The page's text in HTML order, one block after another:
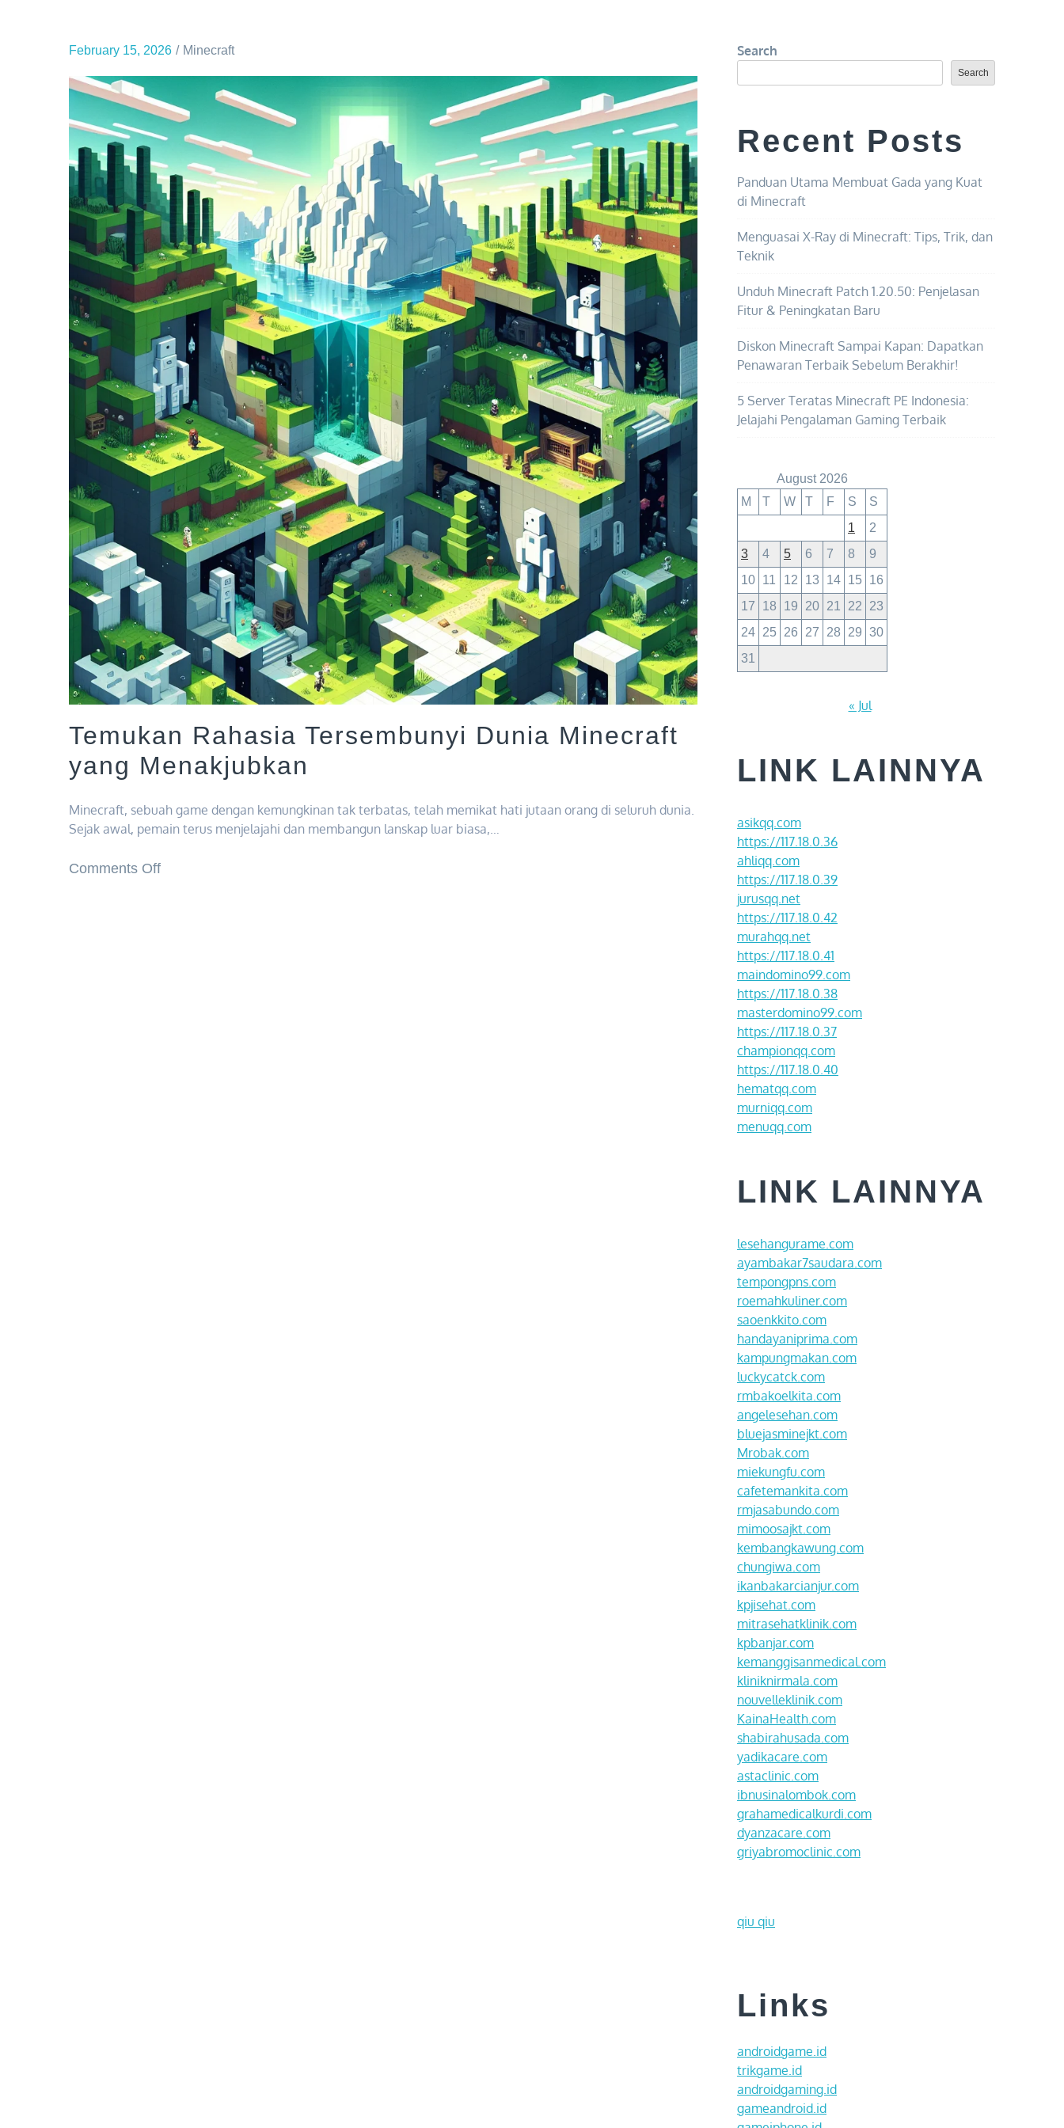
February 15, 2026 Minecraft
Temukan Rahasia Tersembunyi Dunia Minecraft
yang Menakjubkan
Minecraft, sebuah game dengan kemungkinan tak terbatas, telah memikat hati jutaan orang di seluruh dunia.
Sejak awal, pemain terus menjelajahi dan membangun lanskap luar biasa,…
Comments Offon
Search
Search
Recent Posts
Panduan Utama Membuat Gada yang Kuat
di Minecraft
Menguasai X-Ray di Minecraft: Tips, Trik, dan
Teknik
Unduh Minecraft Patch 1.20.50: Penjelasan
Fitur & Peningkatan Baru
Diskon Minecraft Sampai Kapan: Dapatkan
Penawaran Terbaik Sebelum Berakhir!
5 Server Teratas Minecraft PE Indonesia:
Jelajahi Pengalaman Gaming Terbaik
August 2026
M
T W T F S
S
1
2
3
4 5 6 7 8
9
10 11 12 13 14 15 16
17
18 19 20 21 22
23
24 25 26 27 28 29 30
31
« Jul
LINK LAINNYA
asikqq.com
https://117.18.0.36
ahliqq.com
https://117.18.0.39
jurusqq.net
https://117.18.0.42
murahqq.net
https://117.18.0.41
maindomino99.com
https://117.18.0.38
masterdomino99.com
https://117.18.0.37
championqq.com
https://117.18.0.40
hematqq.com
murniqq.com
menuqq.com
LINK LAINNYA
lesehangurame.com
ayambakar7saudara.com
tempongpns.com
roemahkuliner.com
saoenkkito.com
handayaniprima.com
kampungmakan.com
luckycatck.com
rmbakoelkita.com
angelesehan.com
bluejasminejkt.com
Mrobak.com
miekungfu.com
cafetemankita.com
rmjasabundo.com
mimoosajkt.com
kembangkawung.com
chungiwa.com
ikanbakarcianjur.com
kpjisehat.com
mitrasehatklinik.com
kpbanjar.com
kemanggisanmedical.com
kliniknirmala.com
nouvelleklinik.com
KainaHealth.com
shabirahusada.com
yadikacare.com
astaclinic.com
ibnusinalombok.com
grahamedicalkurdi.com
dyanzacare.com
griyabromoclinic.com
qiu qiu
Links
androidgame.id
trikgame.id
androidgaming.id
gameandroid.id